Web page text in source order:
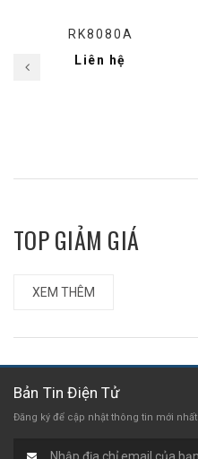
RK8080A
Liên hệ
TOP GIẢM GIÁ
XEM THÊM
Bản Tin Điện Tử
Đăng ký để cập nhật thông tin mới nhất